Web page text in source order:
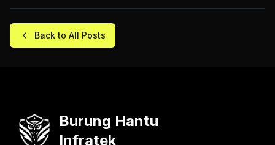
Back to All Posts
Burung Hantu
Infratek